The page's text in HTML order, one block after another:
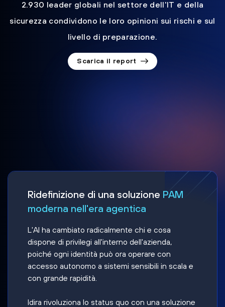
2.930 leader globali nel settore dell'IT e della
sicurezza condividono le loro opinioni sui rischi e sul
livello di preparazione.
Scarica il report
Ridefinizione di una soluzione PAM
moderna nell'era agentica
L'AI ha cambiato radicalmente chi e cosa
dispone di privilegi all'interno dell'azienda,
poiché ogni identità può ora operare con
accesso autonomo a sistemi sensibili in scala e
con grande rapidità.
Idira rivoluziona lo status quo con una soluzione